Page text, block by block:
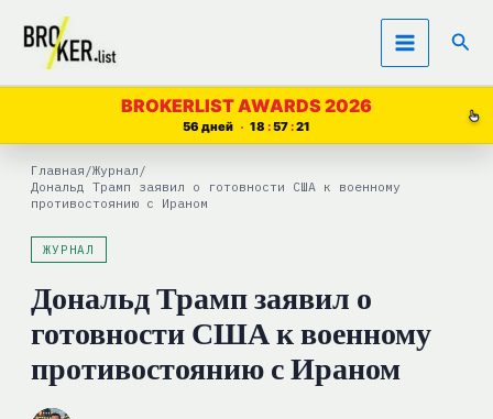
Перейти
содержимому
BROKERLIST AWARDS 2026
56 дней 18 57 20
Главная /Журнал /
Дональд Трамп заявил о готовности США к военному
противостоянию с Ираном
ЖУРНАЛ
Дональд Трамп заявил о
готовности США к военному
противостоянию с Ираном